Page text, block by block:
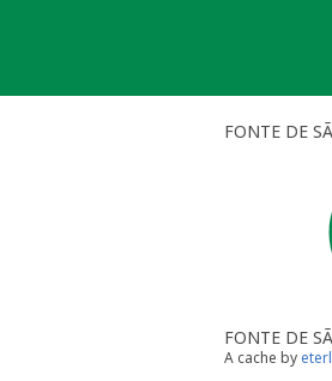
FONTE DE
FONTE DE
A cache by